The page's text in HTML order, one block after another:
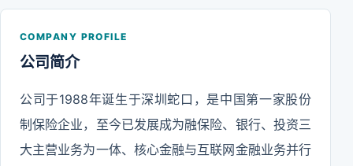
COMPANY PROFILE
公司简介
公司于1988年诞生于深圳蛇口，是中国第一家股份
制保险企业，至今已发展成为融保险、银行、投资三
大主营业务为一体、核心金融与互联网金融业务并行